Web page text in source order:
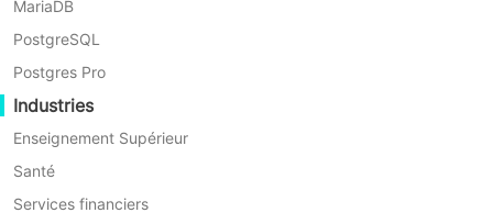
MariaDB
PostgreSQL
Postgres Pro
Industries
Enseignement Supérieur
Santé
Services financiersSauvegarde automatique des VM